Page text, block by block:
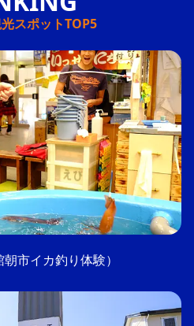
スポットTOP5
市イカ釣り体験）